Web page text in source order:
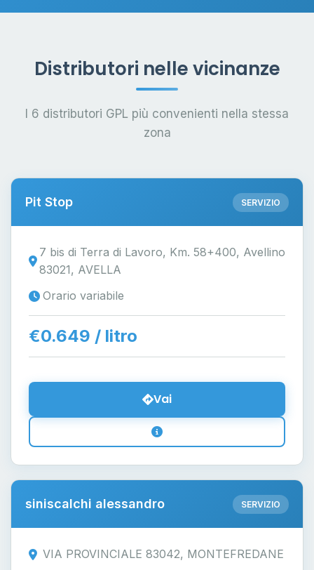
Distributori nelle vicinanze
I 6 distributori GPL più convenienti nella stessa
zona
Pit Stop SERVIZIO
7 bis di Terra di Lavoro, Km. 58+400, Avellino
83021, AVELLA
Orario variabile
€0.649 / litro
Vai
siniscalchi alessandro SERVIZIO
VIA PROVINCIALE 83042, MONTEFREDANE